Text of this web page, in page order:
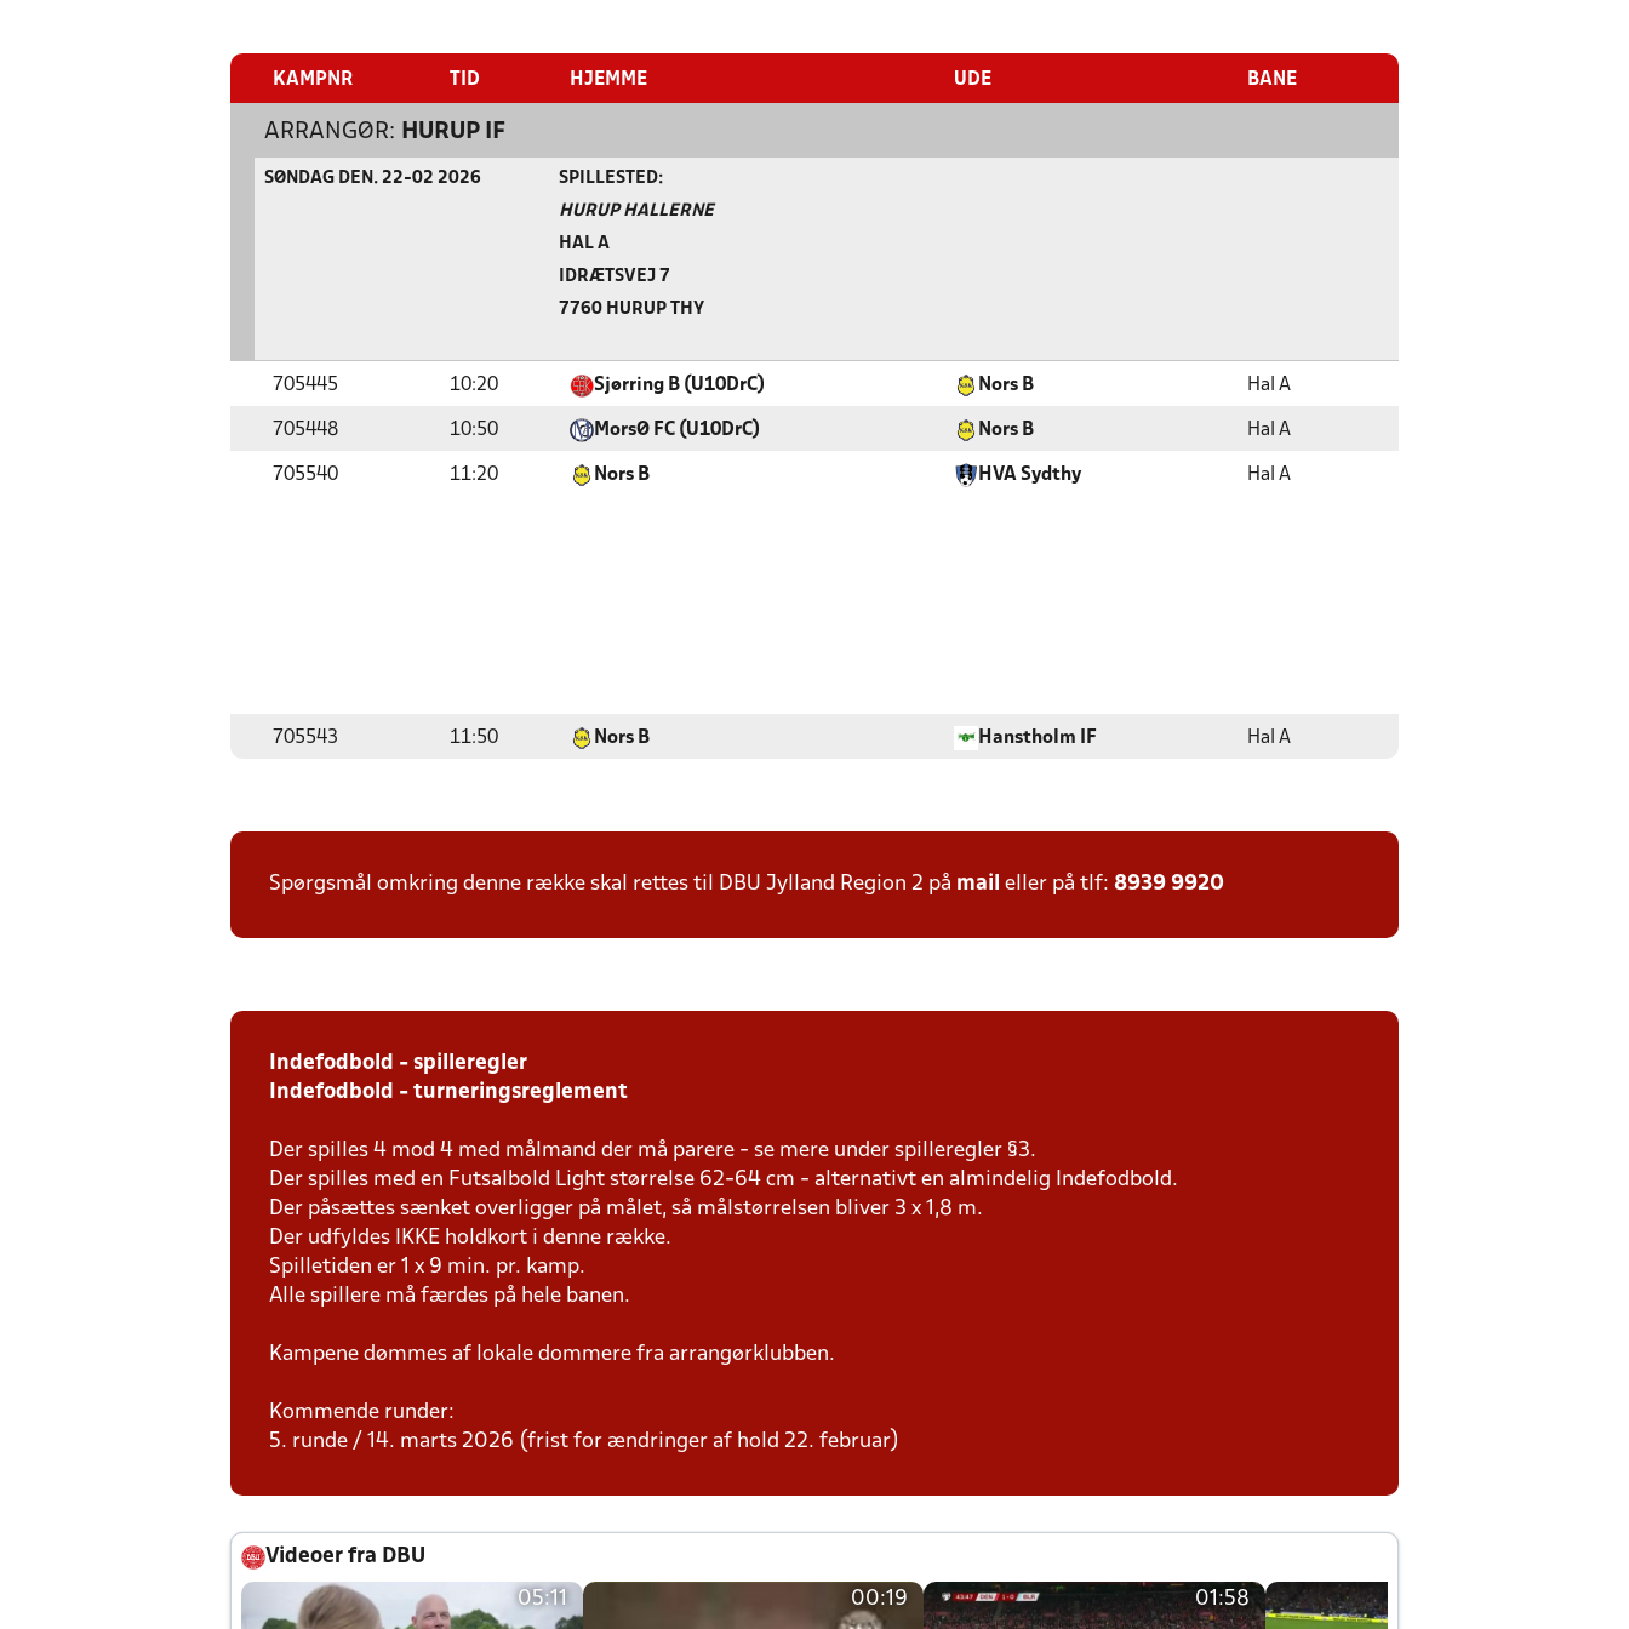
KAMPNR TID HJEMME UDE BANE
ARRANGØR: HURUP IF
SØNDAG DEN. 22-02 2026 SPILLESTED:
HURUP HALLERNE
HAL A
IDRÆTSVEJ 7
7760 HURUP THY
705445 10:20 Sjørring B (U10DrC) Nors B Hal A
705448 10:50 MorsØ FC (U10DrC) Nors B Hal A
705540 11:20 Nors B HVA Sydthy Hal A
705543 11:50 Nors B Hanstholm IF Hal A
Spørgsmål omkring denne række skal rettes til DBU Jylland Region 2 på mail eller på tlf: 8939 9920
Indefodbold - spilleregler
Indefodbold - turneringsreglement
Der spilles 4 mod 4 med målmand der må parere - se mere under spilleregler §3.
Der spilles med en Futsalbold Light størrelse 62-64 cm - alternativt en almindelig Indefodbold.
Der påsættes sænket overligger på målet, så målstørrelsen bliver 3 x 1,8 m.
Der udfyldes IKKE holdkort i denne række.
Spilletiden er 1 x 9 min. pr. kamp.
Alle spillere må færdes på hele banen.
Kampene dømmes af lokale dommere fra arrangørklubben.
Kommende runder:
5. runde / 14. marts 2026 (frist for ændringer af hold 22. februar)
Videoer fra DBU
05:11 00:19 01:58